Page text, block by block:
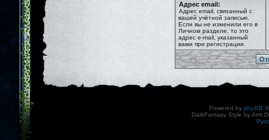
Адрес email:
Адрес email, связанный с
вашей учётной записью.
Если вы не изменили его в
Личном разделе, то это
адрес e-mail, указанный
вами при регистрации.
Powered by phpBB
DarkFantasy Style by Arm